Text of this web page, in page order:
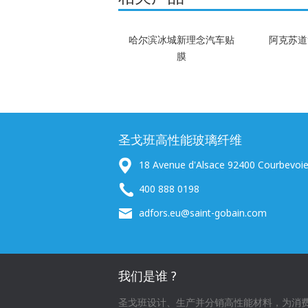
哈尔滨冰城新理念汽车贴
膜
阿克苏
圣戈班高性能玻璃纤维
18 Avenue d'Alsace 92400 Courbevoie
400 888 0198
adfors.eu@saint-gobain.com
我们是谁 ?
圣戈班设计、生产并分销高性能材料，为消